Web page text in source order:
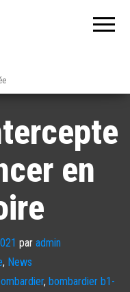
en
par admin
, News
, bombardier b1-